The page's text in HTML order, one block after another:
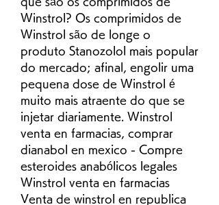
Winstrol? Os comprimidos de
Winstrol são de longe o
produto Stanozolol mais popular
do mercado; afinal, engolir uma
pequena dose de Winstrol é
muito mais atraente do que se
injetar diariamente. Winstrol
venta en farmacias, comprar
dianabol en mexico - Compre
esteroides anabólicos legales
Winstrol venta en farmacias
Venta de winstrol en republica